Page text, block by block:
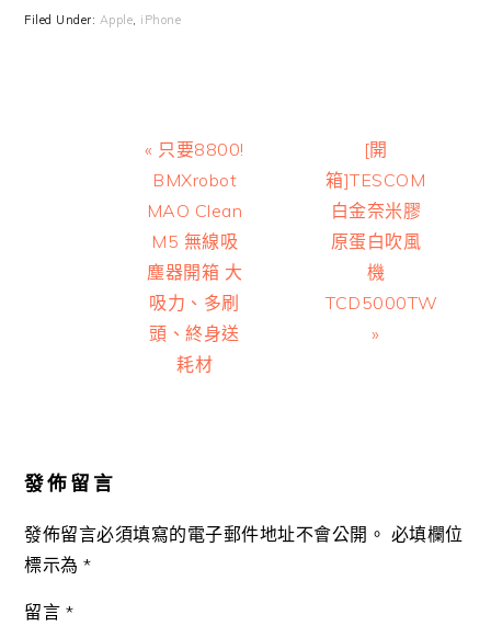
Filed Under: Apple iPhone
Previous
Post:
« 只要8800!
BMXrobot
MAO Clean
M5 無線吸
塵器開箱 大
吸力、多刷
頭、終身送
耗材
Next
Post:
[開
箱]TESCOM
白金奈米膠
原蛋白吹風
機
TCD5000TW
»
發佈留言
發佈留言必須填寫的電子郵件地址不會公開。 必填欄位
標示為*
留言 *